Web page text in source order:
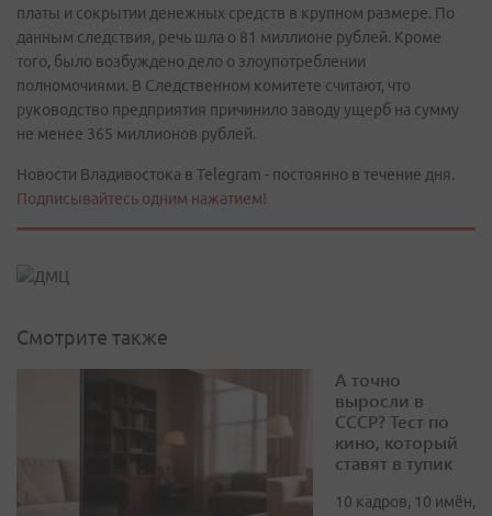
платы и сокрытии денежных средств в крупном размере. По
данным следствия, речь шла о 81 миллионе рублей. Кроме
того, было возбуждено дело о злоупотреблении
полномочиями. В Следственном комитете считают, что
руководство предприятия причинило заводу ущерб на сумму
не менее 365 миллионов рублей.
Новости Владивостока в Telegram - постоянно в течение дня.
Подписывайтесь одним нажатием!
Смотрите также
А точно
выросли в
СССР? Тест по
кино, который
ставят в тупик
10 кадров, 10 имён,